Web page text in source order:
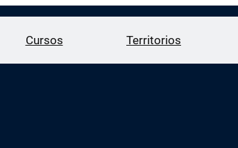
Cursos Territorios